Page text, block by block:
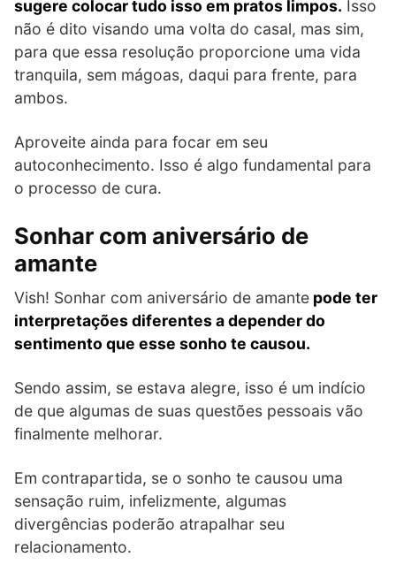
sugere colocar tudo isso em pratos limpos. Isso
não é dito visando uma volta do casal, mas sim,
para que essa resolução proporcione uma vida
tranquila, sem mágoas, daqui para frente, para
ambos.
Aproveite ainda para focar em seu
autoconhecimento. Isso é algo fundamental para
o processo de cura.
Sonhar com aniversário de
amante
Vish! Sonhar com aniversário de amante pode ter
interpretações diferentes a depender do
sentimento que esse sonho te causou.
Sendo assim, se estava alegre, isso é um indício
de que algumas de suas questões pessoais vão
finalmente melhorar.
Em contrapartida, se o sonho te causou uma
sensação ruim, infelizmente, algumas
divergências poderão atrapalhar seu
relacionamento.